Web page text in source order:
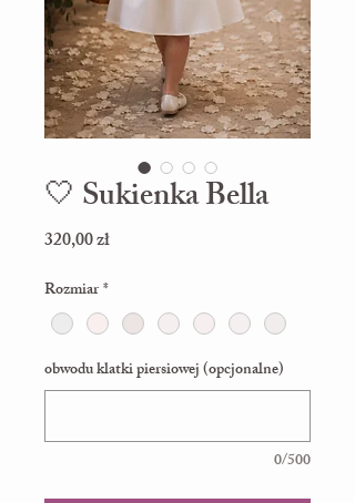
🤍 Sukienka Bella
320,00 złCena
Rozmiar*
obwodu klatki piersiowej (opcjonalne)
0/500